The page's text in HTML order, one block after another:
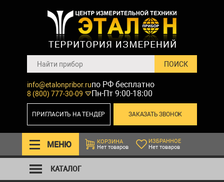
info@etalonpribor.ru
8 (800) 777-30-09
по РФ бесплатно
Пн-Пт 9:00-18:00
ЗАКАЗАТЬ ЗВОНОК
ПРИГЛАСИТЬ НА ТЕНДЕР
МЕНЮ
КОРЗИНА
Нет товаров
ИЗБРАННОЕ
Нет товаров
КАТАЛОГ